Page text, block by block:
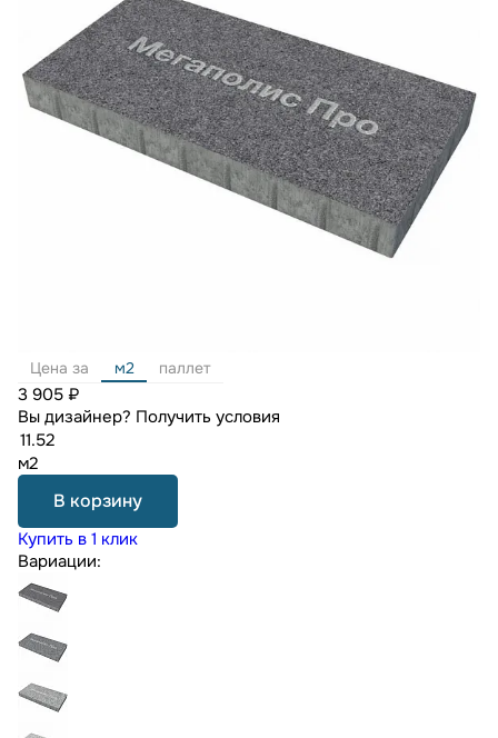
Цена за м2 паллет
3 905 ₽
Вы дизайнер? Получить условия
м2
В корзину
Купить в 1 клик
Вариации: